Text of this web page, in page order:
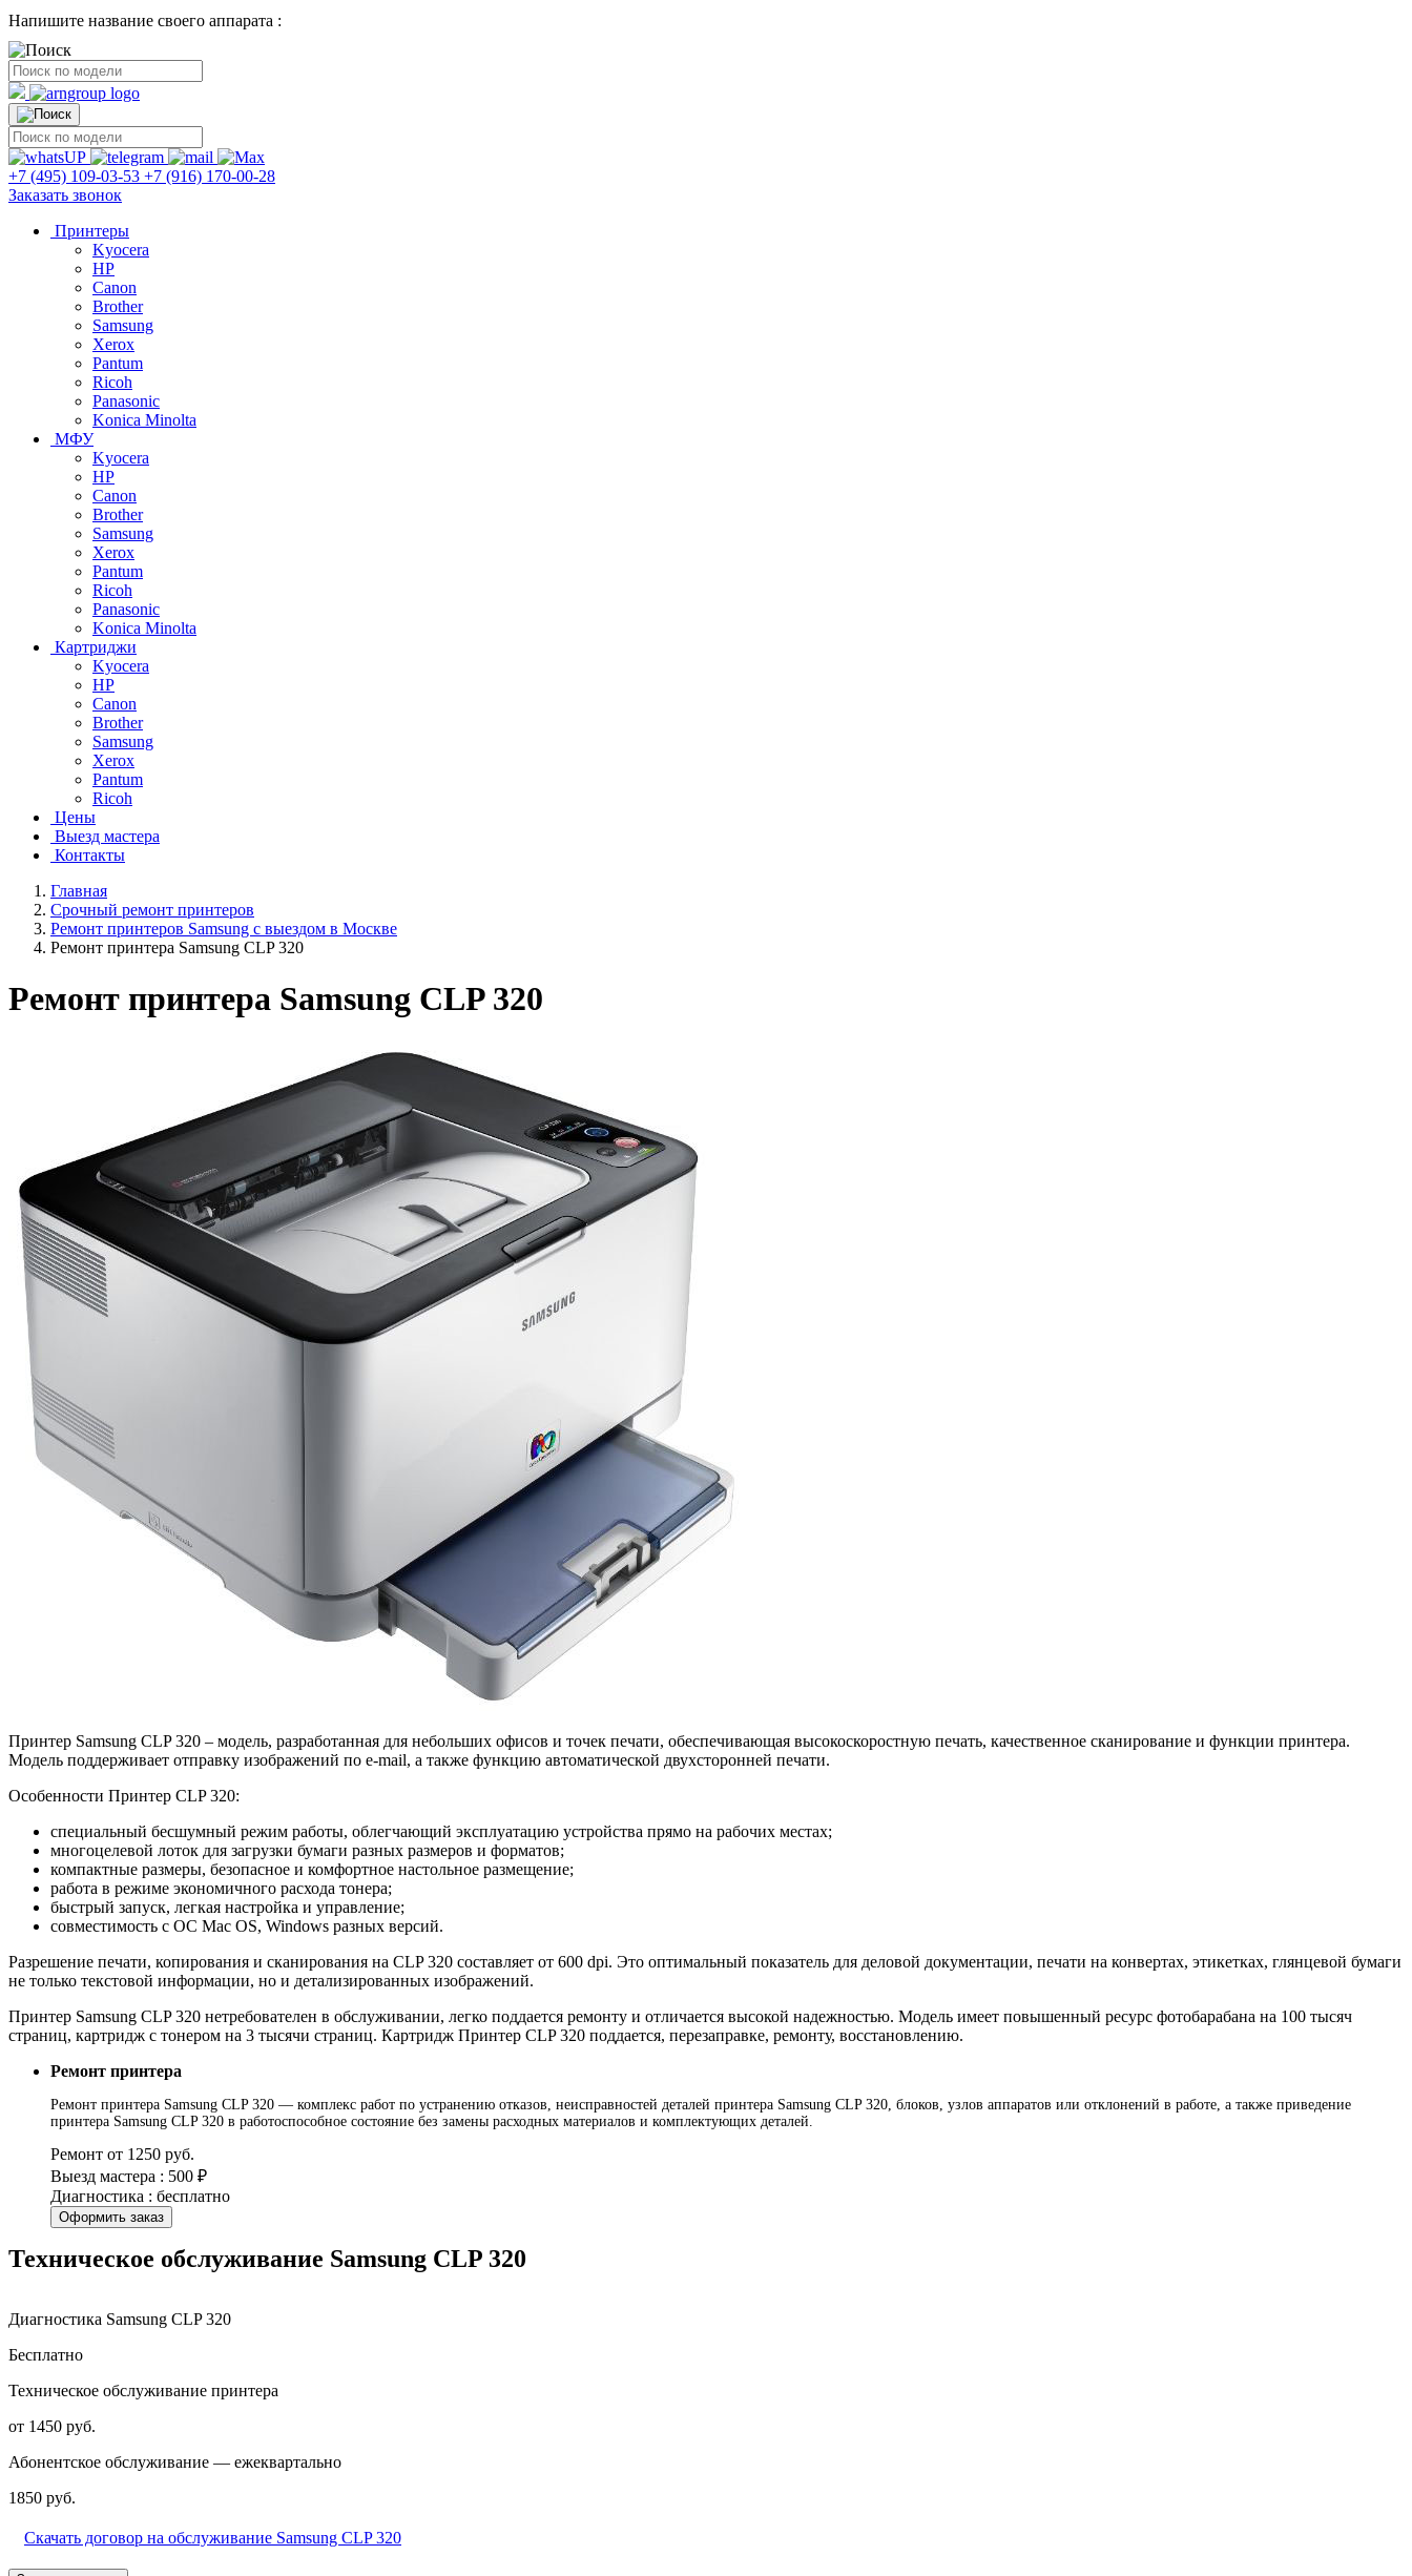
Напишите название своего аппарата :
+7 (495) 109-03-53 +7 (916) 170-00-28
Заказать звонок
Принтеры
Kyocera
HP
Canon
Brother
Samsung
Xerox
Pantum
Ricoh
Panasonic
Konica Minolta
МФУ
Kyocera
HP
Canon
Brother
Samsung
Xerox
Pantum
Ricoh
Panasonic
Konica Minolta
Картриджи
Kyocera
HP
Canon
Brother
Samsung
Xerox
Pantum
Ricoh
Цены
Выезд мастера
Контакты
Главная
Срочный ремонт принтеров
Ремонт принтеров Samsung с выездом в Москве
Ремонт принтера Samsung CLP 320
Ремонт принтера Samsung CLP 320
Принтер Samsung CLP 320 – модель, разработанная для небольших офисов и точек печати, обеспечивающая высокоскоростную печать, качественное сканирование и функции принтера.
Модель поддерживает отправку изображений по e-mail, а также функцию автоматической двухсторонней печати.
Особенности Принтер CLP 320:
специальный бесшумный режим работы, облегчающий эксплуатацию устройства прямо на рабочих местах;
многоцелевой лоток для загрузки бумаги разных размеров и форматов;
компактные размеры, безопасное и комфортное настольное размещение;
работа в режиме экономичного расхода тонера;
быстрый запуск, легкая настройка и управление;
совместимость с ОС Mac OS, Windows разных версий.
Разрешение печати, копирования и сканирования на CLP 320 составляет от 600 dpi. Это оптимальный показатель для деловой документации, печати на конвертах, этикетках, глянцевой бумаги
не только текстовой информации, но и детализированных изображений.
Принтер Samsung CLP 320 нетребователен в обслуживании, легко поддается ремонту и отличается высокой надежностью. Модель имеет повышенный ресурс фотобарабана на 100 тысяч
страниц, картридж с тонером на 3 тысячи страниц. Картридж Принтер CLP 320 поддается, перезаправке, ремонту, восстановлению.
Ремонт принтера
Ремонт принтера Samsung CLP 320 — комплекс работ по устранению отказов, неисправностей деталей принтера Samsung CLP 320, блоков, узлов аппаратов или отклонений в работе, а также приведение
принтера Samsung CLP 320 в работоспособное состояние без замены расходных материалов и комплектующих деталей.
Ремонт от 1250 руб.
Выезд мастера : 500 ₽
Диагностика : бесплатно
Оформить заказ
Техническое обслуживание Samsung CLP 320
Диагностика Samsung CLP 320
Бесплатно
Техническое обслуживание принтера
от 1450 руб.
Абонентское обслуживание — ежеквартально
1850 руб.
Скачать договор на обслуживание Samsung CLP 320